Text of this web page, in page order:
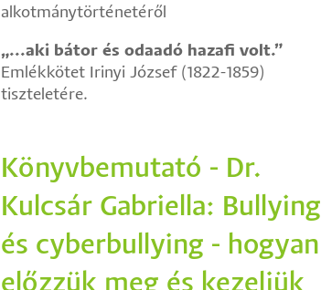
alkotmánytörténetéről
„...aki bátor és odaadó hazafi volt.”
Emlékkötet Irinyi József (1822-1859)
tiszteletére.
Könyvbemutató - Dr.
Kulcsár Gabriella: Bullying
és cyberbullying - hogyan
előzzük meg és kezeljük